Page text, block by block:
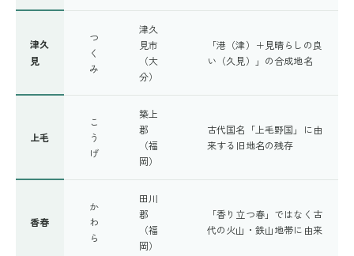
津久
見
つ
く
み
津久
見市
（大
分）
「港（津）＋見晴らしの良
い（久見）」の合成地名
上毛
こ
う
げ
築上
郡
（福
岡）
古代国名「上毛野国」に由
来する旧地名の残存
香春
か
わ
ら
田川
郡
（福
岡）
「香り立つ春」ではなく古
代の火山・鉄山地帯に由来